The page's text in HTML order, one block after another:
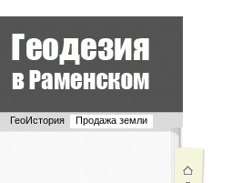
ГеоИстория Продажа земли